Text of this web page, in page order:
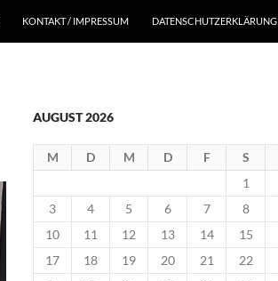
KONTAKT / IMPRESSUM DATENSCHUTZERKLÄRUNG
AUGUST 2026
M D M D F S
1
3
4 5 6 7 8
10
11 12 13 14 15
17
18 19 20 21 22